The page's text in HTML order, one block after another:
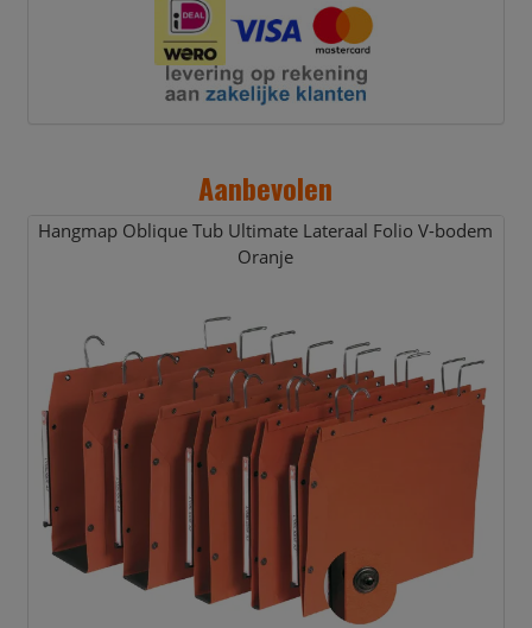
Aanbevolen
Hangmap Oblique Tub Ultimate Lateraal Folio V-bodem
Oranje